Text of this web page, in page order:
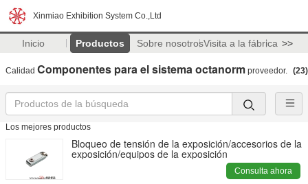
Xinmiao Exhibition System Co.,Ltd
Inicio Productos Sobre nosotrosVisita a la fábrica >>
Calidad Componentes para el sistema octanorm proveedor. (23)
Los mejores productos
Bloqueo de tensión de la exposición/accesorios de la
exposición/equipos de la exposición
Consulta ahora